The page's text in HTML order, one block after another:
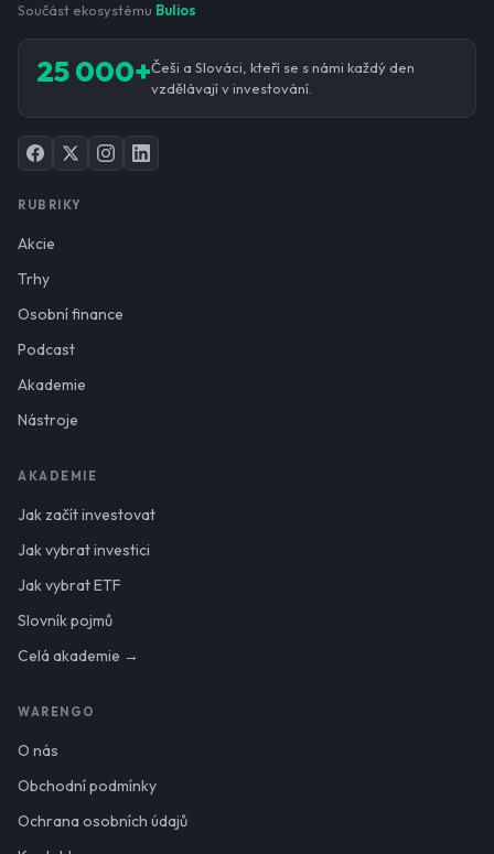
Součást ekosystému Bulios
25 000+Češi a Slováci, kteří se s námi každý den
vzdělávají v investování.
RUBRIKY
Akcie
Trhy
Osobní finance
Podcast
Akademie
Nástroje
AKADEMIE
Jak začít investovat
Jak vybrat investici
Jak vybrat ETF
Slovník pojmů
Celá akademie →
WARENGO
O nás
Obchodní podmínky
Ochrana osobních údajů